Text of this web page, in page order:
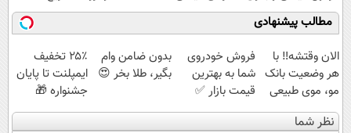
آمونیاک
بفروش
مطالب پیشنهادی
الان وقتشه‼️ با
هر وضعیت بانک
مو، موی طبیعی
بکار!
فروش خودروی
شما به بهترین
قیمت بازار ✅
بدون ضامن وام
بگیر، طلا بخر 😍
۲۵٪ تخفیف
ایمپلنت تا پایان
جشنواره 🎁
نظر شما